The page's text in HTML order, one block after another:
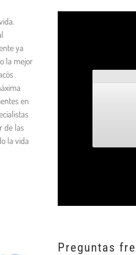
ya
la mejor
en
de las
la vida
Preguntas